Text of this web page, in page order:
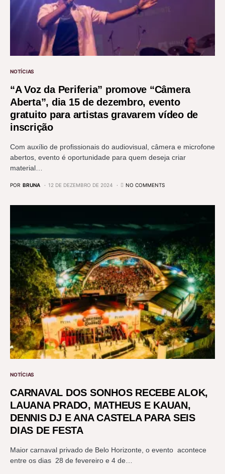
NOTÍCIAS
“A Voz da Periferia” promove “Câmera
Aberta”, dia 15 de dezembro, evento
gratuito para artistas gravarem vídeo de
inscrição
Com auxílio de profissionais do audiovisual, câmera e microfone
abertos, evento é oportunidade para quem deseja criar
material…
POR BRUNA 12 DE DEZEMBRO DE 2024 NO COMMENTS
NOTÍCIAS
CARNAVAL DOS SONHOS RECEBE ALOK,
LAUANA PRADO, MATHEUS E KAUAN,
DENNIS DJ E ANA CASTELA PARA SEIS
DIAS DE FESTA
Maior carnaval privado de Belo Horizonte, o evento acontece
entre os dias 28 de fevereiro e 4 de…